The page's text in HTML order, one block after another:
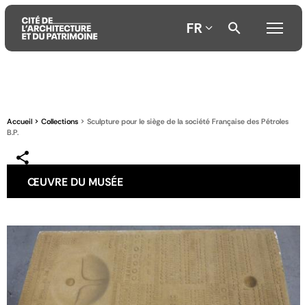
contenu
principal
menu
principal
la
recherche
FR
Accueil Collections
Sculpture pour le siège de la société Française des Pétroles
B.P.
ŒUVRE DU MUSÉE